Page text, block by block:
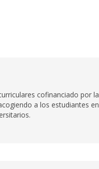
cofinanciado por la
a los estudiantes en